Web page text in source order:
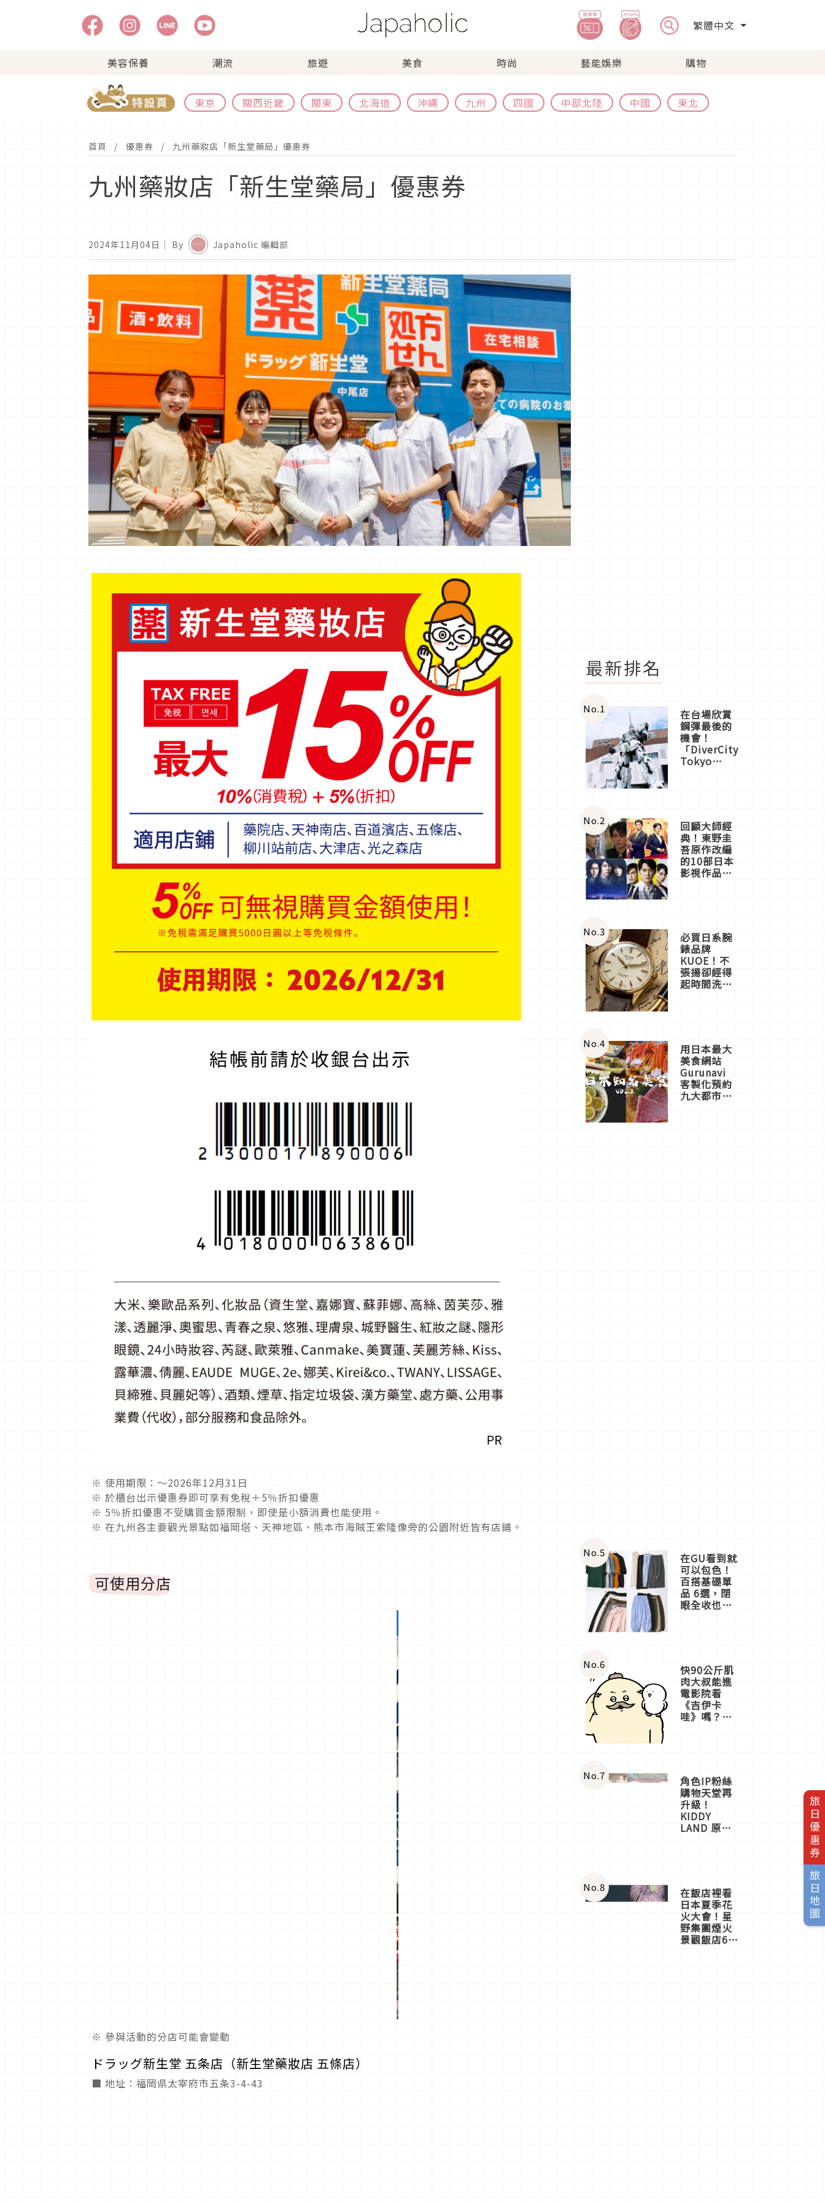
繁體中文
美容保養 潮流 旅遊 美食 時尚 藝能娛樂 購物
東京 關西近畿 關東 北海道 沖繩 九州 四國 中部北陸 中國 東北
旅日優惠券
旅日地圖
首頁 優惠券 九州藥妝店「新生堂藥局」優惠券
九州藥妝店「新生堂藥局」優惠券
2024年11月04日 ｜ By Japaholic 編輯部
※ 使用期限：～2026年12月31日
※ 於櫃台出示優惠券即可享有免稅＋5％折扣優惠
※ 5％折扣優惠不受購買金額限制，即使是小額消費也能使用。
※ 在九州各主要觀光景點如福岡塔、天神地區、熊本市海賊王索隆像旁的公園附近皆有店鋪。
可使用分店
※ 參與活動的分店可能會變動
ドラッグ新生堂 五条店（新生堂藥妝店 五條店）
■ 地址：福岡県太宰府市五条3-4-43
最新排名
No.1 在台場欣賞
鋼彈最後的
機會！
「DiverCity
Tokyo
體驗
No.2 回顧大師經
典！東野圭
吾原作改編
的10部日本
影視作品推
No.3 必買日系腕
錶品牌
KUOE！不
張揚卻經得
起時間洗鍊
No.4 用日本最大
美食網站
Gurunavi
客製化預約
九大都市餐
No.5 在GU看到就
可以包色！
百搭基礎單
品 6選，閉
眼全收也不
No.6 快90公斤肌
肉大叔能進
電影院看
《吉伊卡
哇》嗎？日
一同給出了
答案
No.7 角色IP粉絲
購物天堂再
升級！
KIDDY
LAND 原宿
店3分即達
No.8 在飯店裡看
日本夏季花
火大會！星
野集團煙火
景觀飯店6